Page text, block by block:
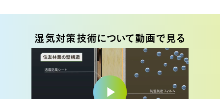
湿気対策技術について動画で見る